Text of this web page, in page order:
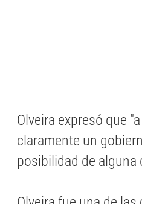
Olveira expresó que
claramente un
posibilidad de alguna